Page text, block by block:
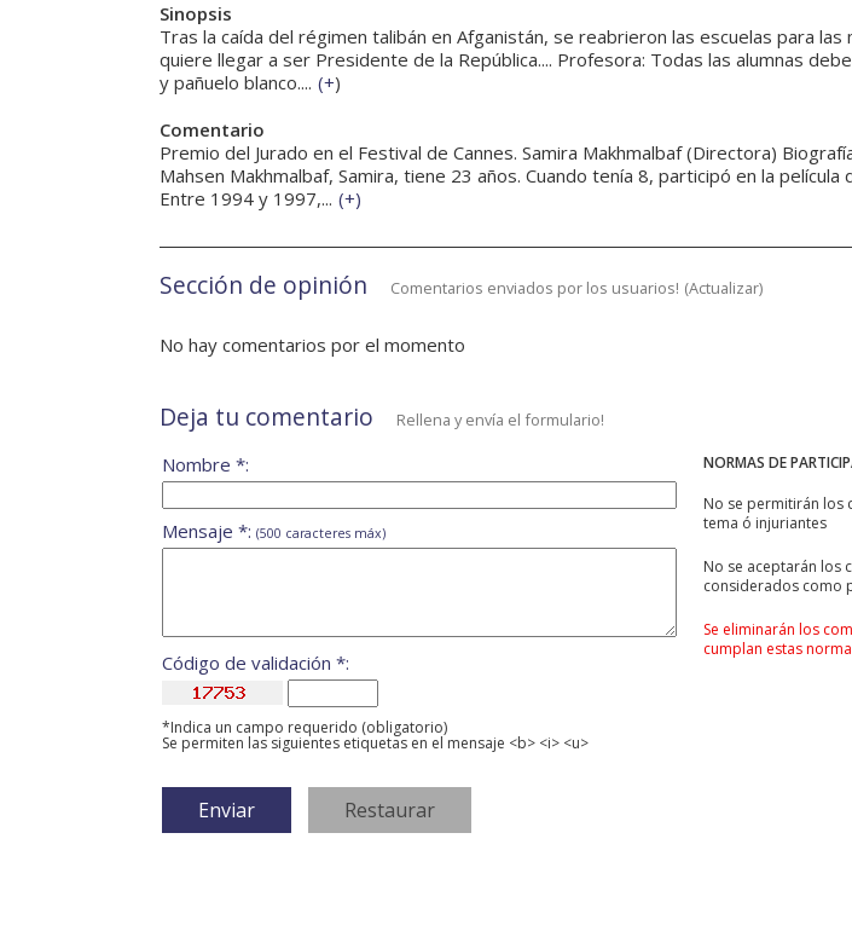
Sinopsis
Tras la caída del régimen talibán en Afganistán, se reabrieron las escuelas para las
quiere llegar a ser Presidente de la República.... Profesora: Todas las alumnas
y pañuelo blanco.... (+)
Comentario
Premio del Jurado en el Festival de Cannes. Samira Makhmalbaf (Directora)
Mahsen Makhmalbaf, Samira, tiene 23 años. Cuando tenía 8, participó en la película
Entre 1994 y 1997,... (+)
Sección de opinión Comentarios enviados por los usuarios! (Actualizar)
No hay comentarios por el momento
Deja tu comentario Rellena y envía el formulario!
NORMAS DE
No se permitirán los
tema ó injuriantes
No se aceptarán los
considerados como
Se eliminarán los
cumplan estas
Nombre *:
Mensaje *: (500 caracteres máx)
Código de validación *:
*Indica un campo requerido (obligatorio)
Se permiten las siguientes etiquetas en el mensaje <b> <i> <u>